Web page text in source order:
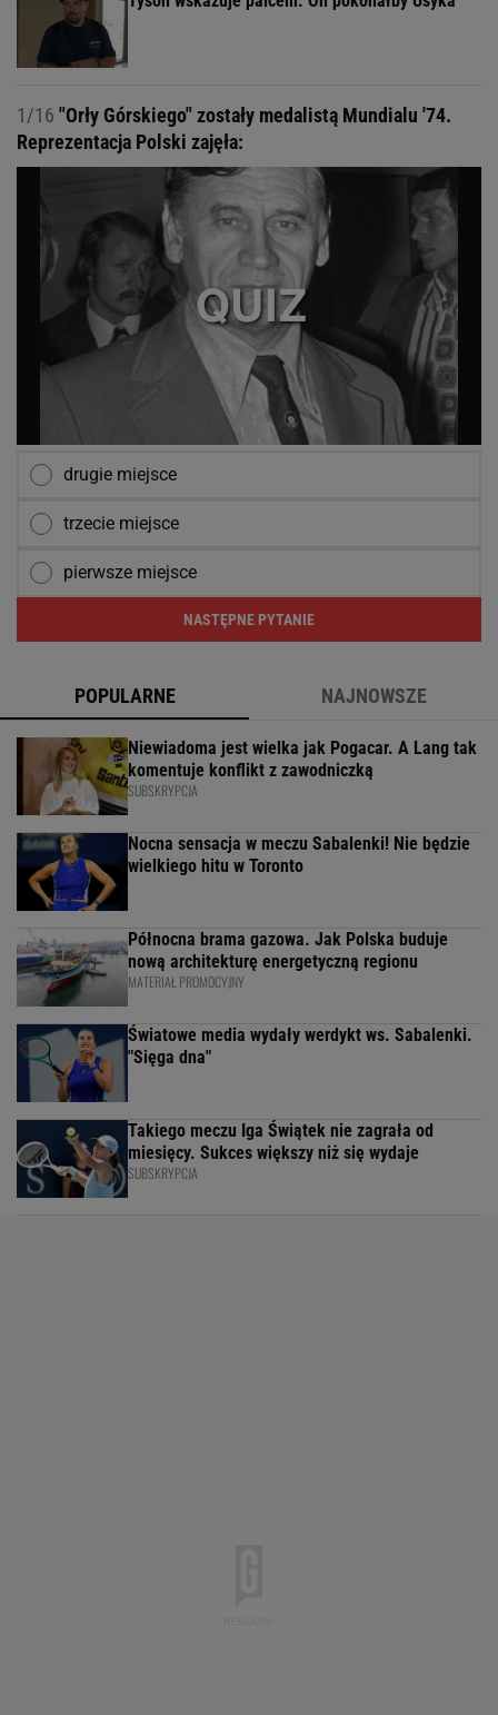
1/16 "Orły Górskiego" zostały medalistą Mundialu '74.
Reprezentacja Polski zajęła:
drugie miejsce
trzecie miejsce
pierwsze miejsce
NASTĘPNE PYTANIE
POPULARNE NAJNOWSZE
Niewiadoma jest wielka jak Pogacar. A Lang tak
komentuje konflikt z zawodniczką
SUBSKRYPCJA
Nocna sensacja w meczu Sabalenki! Nie będzie
wielkiego hitu w Toronto
Północna brama gazowa. Jak Polska buduje
nową architekturę energetyczną regionu
MATERIAŁ PROMOCYJNY
Światowe media wydały werdykt ws. Sabalenki.
"Sięga dna"
Takiego meczu Iga Świątek nie zagrała od
miesięcy. Sukces większy niż się wydaje
SUBSKRYPCJA